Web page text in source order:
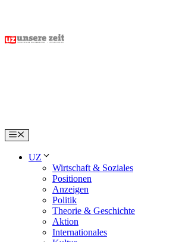
content
Menu
UZ
Wirtschaft & Soziales
Positionen
Anzeigen
Politik
Theorie & Geschichte
Aktion
Internationales